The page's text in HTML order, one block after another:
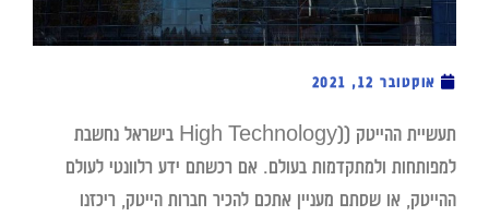
אוקטובר 12, 2021
תעשיית ההייטק ((High Technology בישראל נחשבת
למפותחות ולמתקדמות בעולם. אם רכשתם ידע רלוונטי לעולם
ההייטק, או שסתם מעניין אתכם להכיר חברות הייטק, ריכזנו